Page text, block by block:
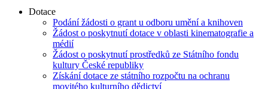
Dotace
Podání žádosti o grant u odboru umění a knihoven
Žádost o poskytnutí dotace v oblasti kinematografie a
médií
Žádost o poskytnutí prostředků ze Státního fondu
kultury České republiky
Získání dotace ze státního rozpočtu na ochranu
movitého kulturního dědictví